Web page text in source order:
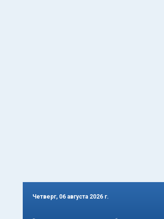
Четверг, 06 августа 2026 г.